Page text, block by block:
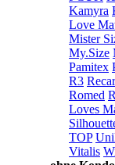
Kamyra
Love
Mister
My.Size
Pamitex
R3
Romed
Loves
TOP
Vitalis